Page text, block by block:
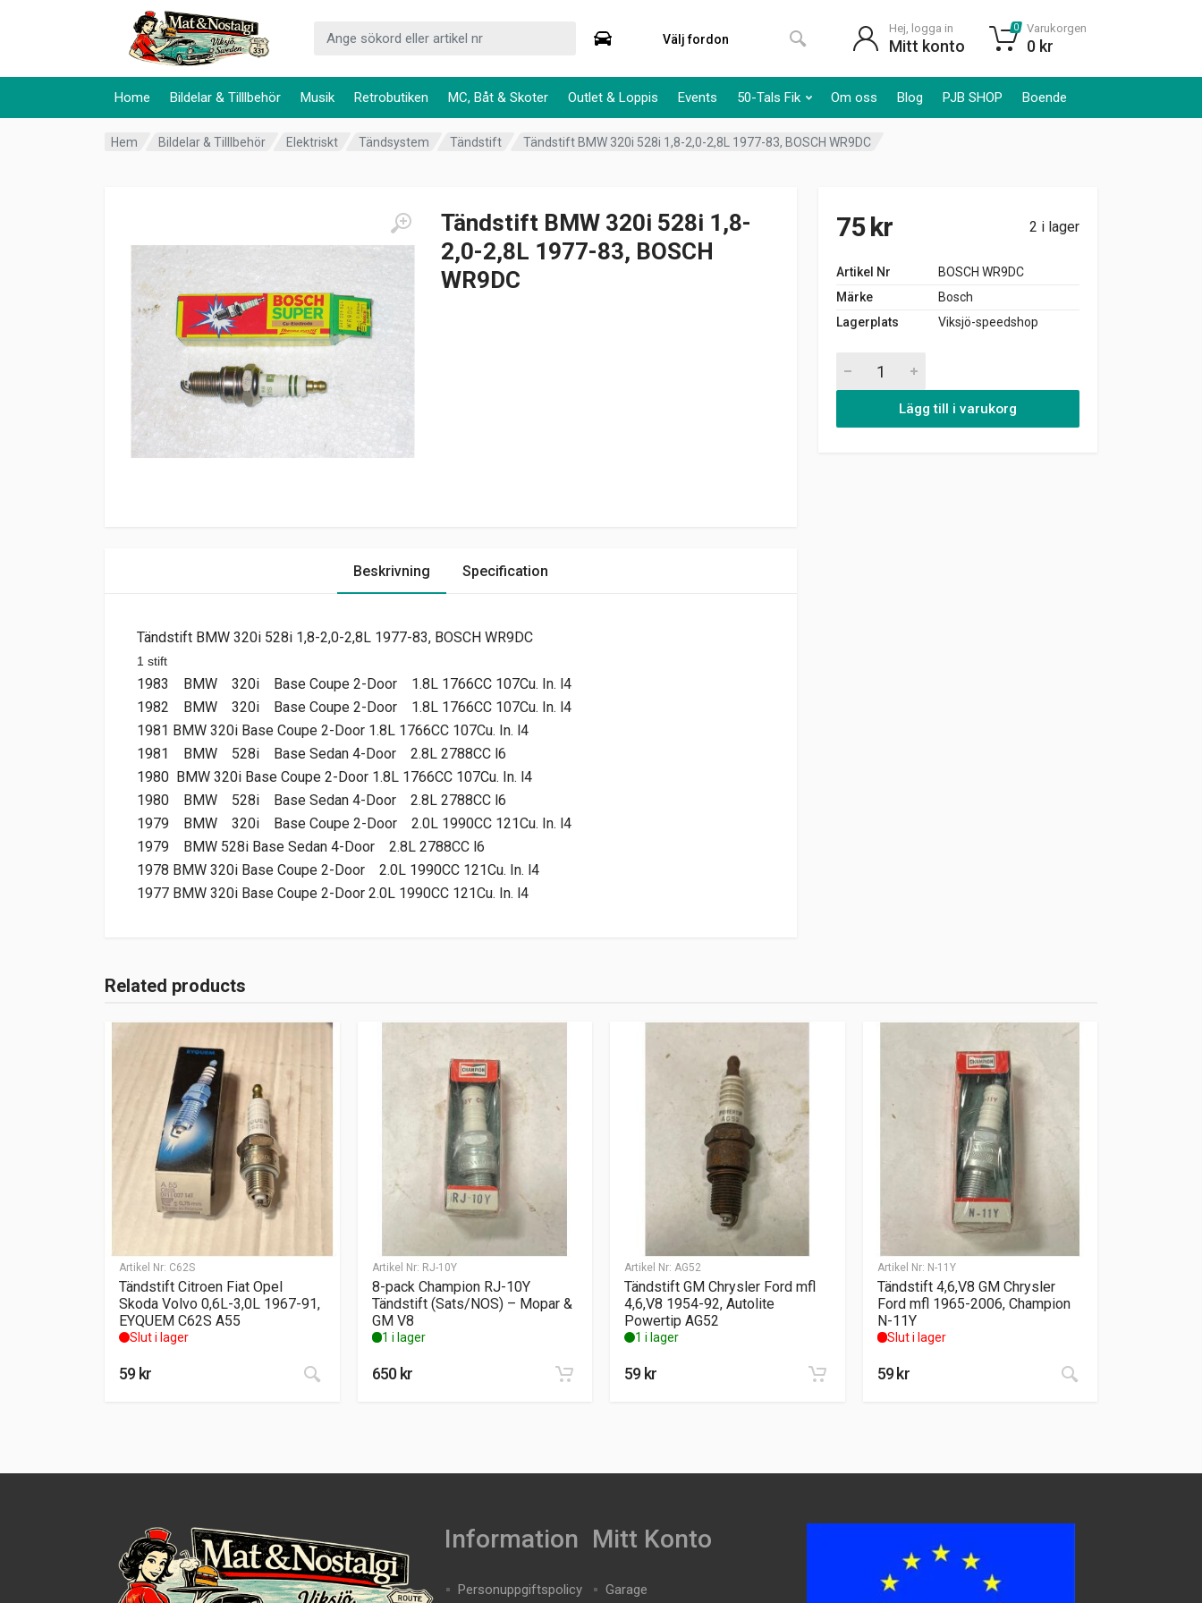
Home Bildelar & Tilllbehör Musik Retrobutiken MC, Båt & Skoter Outlet & Loppis Events 50-Tals Fik Om oss Blog PJB SHOP Boende
Välj fordon
Hej, logga in
Mitt konto
0 Varukorgen
0 kr
Hem Bildelar & Tilllbehör Elektriskt Tändsystem Tändstift Tändstift BMW 320i 528i 1,8-2,0-2,8L 1977-83, BOSCH WR9DC
Tändstift BMW 320i 528i 1,8-
2,0-2,8L 1977-83, BOSCH
WR9DC
75kr 2 i lager
Artikel Nr
BOSCH WR9DC
Märke
Bosch
Lagerplats
Viksjö-speedshop
Lägg till i varukorg
Beskrivning Specification
Tändstift BMW 320i 528i 1,8-2,0-2,8L 1977-83, BOSCH WR9DC
1 stift
1983 BMW 320i Base Coupe 2-Door
1.8L 1766CC 107Cu. In. l4
1982
BMW 320i Base Coupe 2-Door
1.8L 1766CC 107Cu. In. l4
1981 BMW 320i Base Coupe 2-Door 1.8L 1766CC 107Cu. In. l4
1981
BMW 528i Base Sedan 4-Door
2.8L 2788CC l6
1980 BMW 320i Base Coupe 2-Door 1.8L 1766CC 107Cu. In. l4
1980 BMW 528i Base Sedan 4-Door
2.8L 2788CC l6
1979
BMW 320i Base Coupe 2-Door
2.0L 1990CC 121Cu. In. l4
1979
BMW 528i Base Sedan 4-Door
2.8L 2788CC l6
1978 BMW 320i Base Coupe 2-Door
2.0L 1990CC 121Cu. In. l4
1977 BMW 320i Base Coupe 2-Door 2.0L 1990CC 121Cu. In. l4
Related products
Artikel Nr: C62S
Tändstift Citroen Fiat Opel
Skoda Volvo 0,6L-3,0L 1967-91,
EYQUEM C62S A55
Slut i lager
59kr
Artikel Nr: RJ-10Y
8-pack Champion RJ-10Y
Tändstift (Sats/NOS) – Mopar &
GM V8
1 i lager
650kr
Artikel Nr: AG52
Tändstift GM Chrysler Ford mfl
4,6,V8 1954-92, Autolite
Powertip AG52
1 i lager
59kr
Artikel Nr: N-11Y
Tändstift 4,6,V8 GM Chrysler
Ford mfl 1965-2006, Champion
N-11Y
Slut i lager
59kr
Information
Personuppgiftspolicy
Mitt Konto
Garage